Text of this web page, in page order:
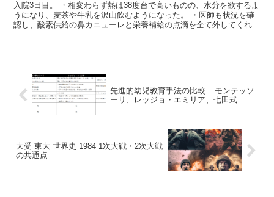
入院3日目。 ・相変わらず熱は38度台で高いものの、水分を欲するよ
うになり、麦茶や牛乳を沢山飲むようになった。 ・医師も状況を確
認し、酸素供給の鼻カニューレと栄養補給の点滴を全て外してくれ
先進的幼児教育手法の比較 – モンテッソ
ーリ、レッジョ・エミリア、七田式
大受 東大 世界史 1984 1次大戦・2次大戦
の共通点